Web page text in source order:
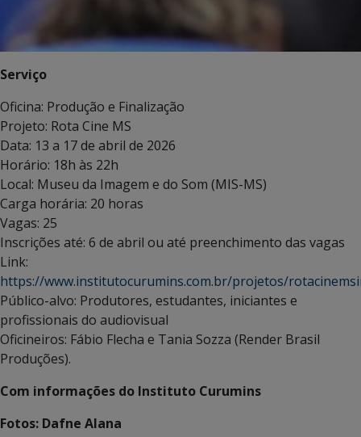
Serviço
Oficina: Produção e Finalização
Projeto: Rota Cine MS
Data: 13 a 17 de abril de 2026
Horário: 18h às 22h
Local: Museu da Imagem e do Som (MIS-MS)
Carga horária: 20 horas
Vagas: 25
Inscrições até: 6 de abril ou até preenchimento das vagas
Link:
https://www.institutocurumins.com.br/projetos/
Público-alvo: Produtores, estudantes, iniciantes e
profissionais do audiovisual
Oficineiros: Fábio Flecha e Tania Sozza (Render Brasil
Produções).
Com informações do Instituto Curumins
Fotos: Dafne Alana